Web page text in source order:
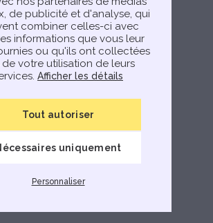
de publicité et d'analyse, qui
combiner celles-ci avec
informations que vous leur
ou qu'ils ont collectées
de votre utilisation de leurs
Afficher les détails
Tout autoriser
uniquement
Personnaliser